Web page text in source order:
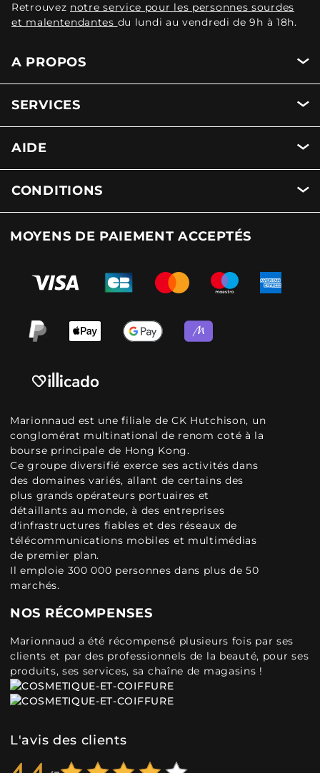
Retrouvez notre service pour les personnes sourdes
et malentendantes du lundi au vendredi de 9h à 18h.
A PROPOS
SERVICES
AIDE
CONDITIONS
MOYENS DE PAIEMENT ACCEPTÉS
Marionnaud est une filiale de CK Hutchison, un
conglomérat multinational de renom coté à la
bourse principale de Hong Kong.
Ce groupe diversifié exerce ses activités dans
des domaines variés, allant de certains des
plus grands opérateurs portuaires et
détaillants au monde, à des entreprises
d'infrastructures fiables et des réseaux de
télécommunications mobiles et multimédias
de premier plan.
Il emploie 300 000 personnes dans plus de 50
marchés.
NOS RÉCOMPENSES
Marionnaud a été récompensé plusieurs fois par ses
clients et par des professionnels de la beauté, pour ses
produits, ses services, sa chaîne de magasins !
L'avis des clients